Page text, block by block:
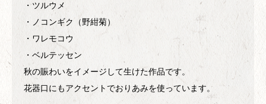
・ツルウメ
・ノコンギク（野紺菊）
・ワレモコウ
・ベルテッセン
秋の賑わいをイメージして生けた作品です。
花器口にもアクセントでおりあみを使っています。